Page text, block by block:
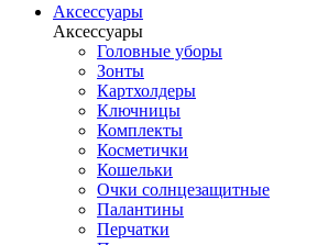
Аксессуары
Аксессуары
Головные уборы
Зонты
Картхолдеры
Ключницы
Комплекты
Косметички
Кошельки
Очки солнцезащитные
Палантины
Перчатки